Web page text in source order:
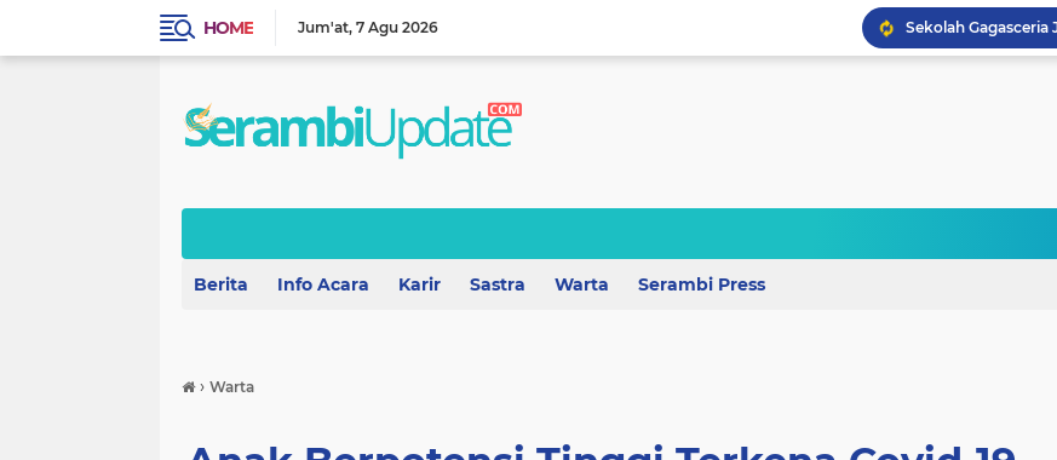
HOME Jum'at 7 Agu 2026
Berita Info Acara Karir Sastra Warta Serambi Press
› Warta